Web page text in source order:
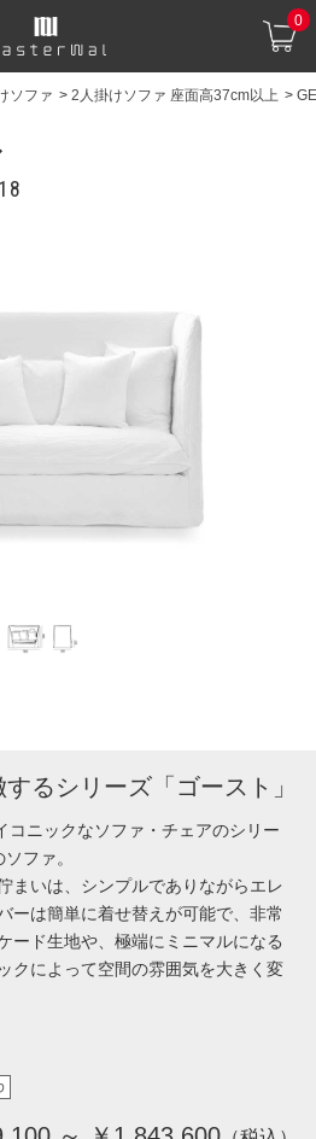
0
ソファ > 2人掛けソファ 座面高37cm以上 >
るシリーズ「ゴースト」
コニックなソファ・チェアのシリー
ファ。
まいは、シンプルでありながらエレ
ーは簡単に着せ替えが可能で、非常
ード生地や、極端にミニマルになる
クによって空間の雰囲気を大きく変